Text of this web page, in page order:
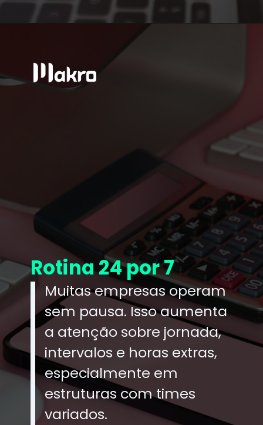
Rotina 24 por 7
Muitas empresas operam
sem pausa. Isso aumenta
a atenção sobre jornada,
intervalos e horas extras,
especialmente em
estruturas com times
variados.